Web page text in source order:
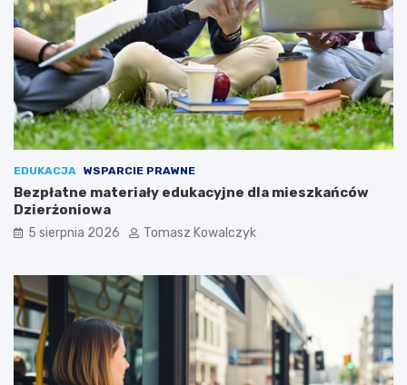
EDUKACJA WSPARCIE PRAWNE
Bezpłatne materiały edukacyjne dla mieszkańców
Dzierżoniowa
5 sierpnia 2026 Tomasz Kowalczyk